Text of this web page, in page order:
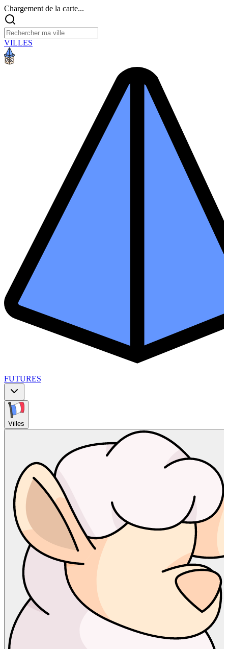
Chargement de la carte...
VILLES
FUTURES
Villes